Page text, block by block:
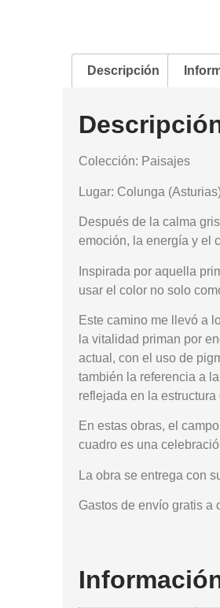
Descripción
Colección: Paisajes
Lugar: Colunga
Después de la calma
emoción, la energía y el
Inspirada por aquella
usar el color no solo
Este camino me llevó a
la vitalidad priman por
actual, con el uso de
también la referencia a
reflejada en la
En estas obras, el
cuadro es una
La obra se entrega con
Gastos de envío gratis a